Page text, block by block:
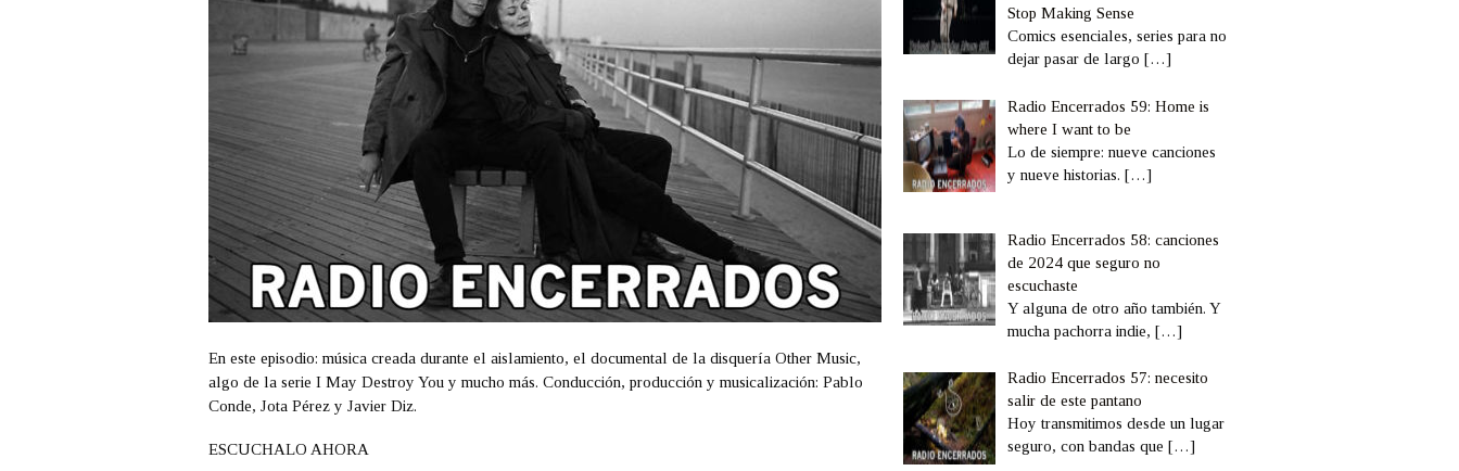
En este episodio: música creada durante el aislamiento, el documental de la disquería Other Music,
algo de la serie I May Destroy You y mucho más. Conducción, producción y musicalización: Pablo
Conde, Jota Pérez y Javier Diz.
ESCUCHALO AHORA
Stop Making Sense
Comics esenciales, series para no
dejar pasar de largo[…]
Radio Encerrados 59: Home is
where I want to be
Lo de siempre: nueve canciones
y nueve historias.[…]
Radio Encerrados 58: canciones
de 2024 que seguro no
escuchaste
Y alguna de otro año también. Y
mucha pachorra indie,[…]
Radio Encerrados 57: necesito
salir de este pantano
Hoy transmitimos desde un lugar
seguro, con bandas que[…]